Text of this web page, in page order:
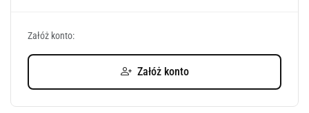
Załóż konto:
Załóż konto